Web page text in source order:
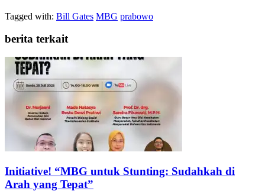
Tagged with: Bill Gates MBG prabowo
berita terkait
Initiative! “MBG untuk Stunting: Sudahkah di
Arah yang Tepat”